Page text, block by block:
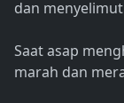
dan
Saat asap
marah dan